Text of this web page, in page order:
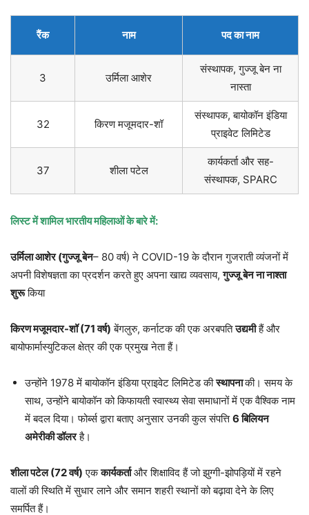
रैंक नाम पद का नाम
3 उर्मिला आशेर
संस्थापक, गुज्जू बेन ना
नास्ता
32 किरण मजूमदार-शॉ
संस्थापक, बायोकॉन इंडिया
प्राइवेट लिमिटेड
37 शीला पटेल
कार्यकर्ता और सह-
संस्थापक, SPARC
लिस्ट में शामिल भारतीय महिलाओं के बारे में:
उर्मिला आशेर (गुज्जू बेन– 80 वर्ष) ने COVID-19 के दौरान गुजराती व्यंजनों में
अपनी विशेषज्ञता का प्रदर्शन करते हुए अपना खाद्य व्यवसाय,गुज्जू बेन ना नाश्ता
शुरूकिया
किरण मजूमदार-शॉ (71 वर्ष) बेंगलुरु, कर्नाटक की एक अरबपतिउद्यमीहैं और
बायोफार्मास्युटिकल क्षेत्र की एक प्रमुख नेता हैं।
उन्होंने 1978 में बायोकॉन इंडिया प्राइवेट लिमिटेड कीस्थापनाकी। समय के
साथ, उन्होंने बायोकॉन को किफायती स्वास्थ्य सेवा समाधानों में एक वैश्विक नाम
में बदल दिया। फोर्ब्स द्वारा बताए अनुसार उनकी कुल संपत्ति6 बिलियन
अमेरीकी डॉलरहै।
शीला पटेल (72 वर्ष) एककार्यकर्ताऔर शिक्षाविद हैं जो झुग्गी-झोपड़ियों में रहने
वालों की स्थिति में सुधार लाने और समान शहरी स्थानों को बढ़ावा देने के लिए
समर्पित हैं।